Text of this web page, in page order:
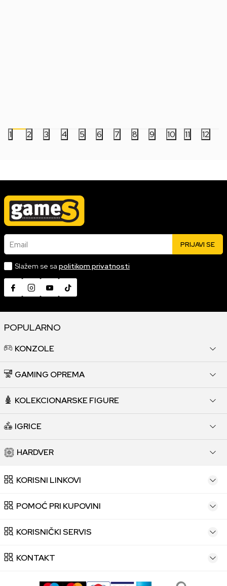
1 2 3 4 5 6 7 8 9 10 11 12
Email PRIJAVI SE
Slažem se sa politikom privatnosti
POPULARNO
KONZOLE
GAMING OPREMA
KOLEKCIONARSKE FIGURE
IGRICE
HARDVER
KORISNI LINKOVI
POMOĆ PRI KUPOVINI
KORISNIČKI SERVIS
KONTAKT